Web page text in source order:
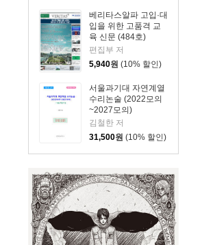
베리타스알파 고입·대
입을 위한 고품격 교
육 신문 (484호)
편집부 저
5,940원 (10% 할인)
서울과기대 자연계열
수리논술 (2022모의
~2027모의)
김철한 저
31,500원 (10% 할인)